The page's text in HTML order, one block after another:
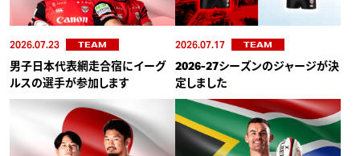
2026.07.23 TEAM
男子日本代表網走合宿にイーグ
ルスの選手が参加します
2026.07.17 TEAM
2026-27シーズンのジャージが決
定しました